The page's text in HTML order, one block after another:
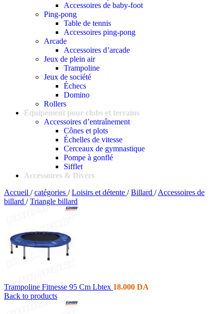
Accessoires de baby-foot
Ping-pong
Table de tennis
Accessoires ping-pong
Arcade
Accessoires d’arcade
Jeux de plein air
Trampoline
Jeux de société
Échecs
Domino
Rollers
Équipement pour clubs et terrains
Accessoires d’entraînement
Cônes et plots
Échelles de vitesse
Cerceaux de gymnastique
Pompe à gonflé
Sifflet
Accessoires & Divers
Accueil / catégories / Loisirs et détente / Billard / Accessoires de
billard / Triangle billard
Trampoline Fitnesse 95 Cm Lbtex 18.000 DA
Back to products